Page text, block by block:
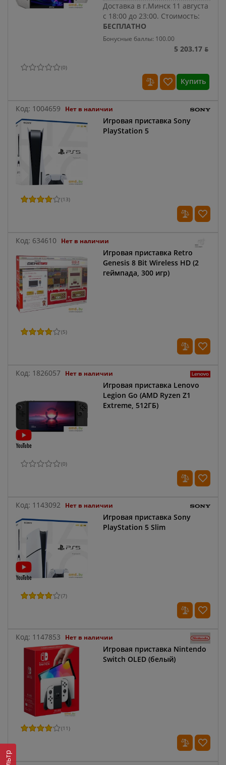
Доставка в г.Минск 11 августа
с 18:00 до 23:00. Стоимость:
БЕСПЛАТНО
Бонусные баллы: 100.00
5 203.17 ƃ
(0)
Купить
Код: 1004659 Нет в наличии
Игровая приставка Sony
PlayStation 5
(13)
Код: 634610 Нет в наличии
Игровая приставка Retro
Genesis 8 Bit Wireless HD (2
геймпада, 300 игр)
(5)
Код: 1826057 Нет в наличии
Игровая приставка Lenovo
Legion Go (AMD Ryzen Z1
Extreme, 512ГБ)
(0)
Код: 1143092 Нет в наличии
Игровая приставка Sony
PlayStation 5 Slim
(7)
Код: 1147853 Нет в наличии
Игровая приставка Nintendo
Switch OLED (белый)
(11)